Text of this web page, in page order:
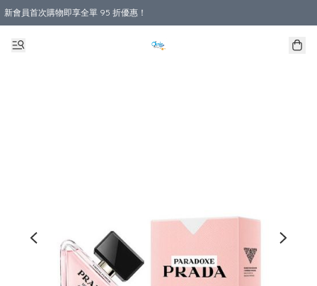
新會員首次購物即享全單 95 折優惠！
購物滿 HKD 800.00即享免運費優惠！（適用於 本地送貨、本地取貨 )